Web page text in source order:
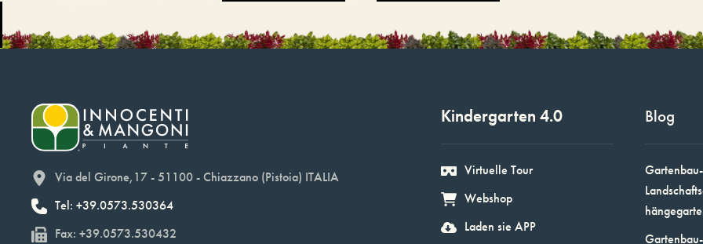
Via del Girone,17 - 51100 - Chiazzano (Pistoia) ITALIA
Tel: +39.0573.530364
Fax: +39.0573.530432
Kindergarten 4.0
Virtuelle Tour
Webshop
Laden sie APP
Blog